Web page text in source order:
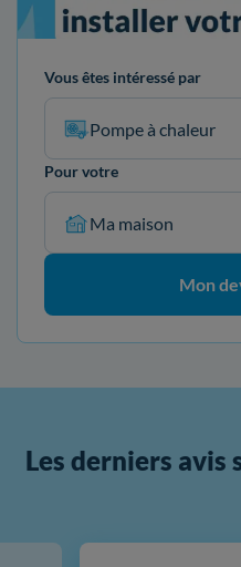
Vous êtes intéressé par
Pompe à chaleur
Pour votre
Ma maison
Mon
Les derniers